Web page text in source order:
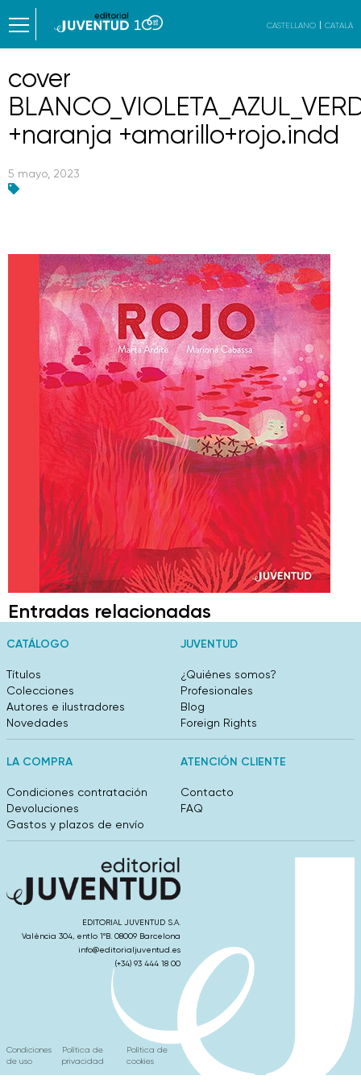
CASTELLANO CATALÀ
cover
+naranja +amarillo+rojo.indd
5 mayo, 2023
Entradas relacionadas
CATÁLOGO
Títulos
Colecciones
Autores e ilustradores
Novedades
JUVENTUD
¿Quiénes somos?
Profesionales
Blog
Foreign Rights
LA COMPRA
Condiciones contratación
Devoluciones
Gastos y plazos de envío
ATENCIÓN CLIENTE
Contacto
FAQ
EDITORIAL JUVENTUD S.A.
València 304, entlo 1ºB. 08009 Barcelona
info@editorialjuventud.es
(+34) 93 444 18 00
Condiciones
de uso
Política de
privacidad
Política de
cookies